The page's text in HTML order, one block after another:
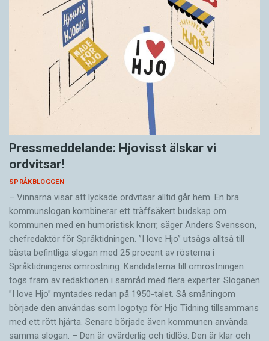
Pressmeddelande: Hjovisst älskar vi
ordvitsar!
SPRÅKBLOGGEN
– Vinnarna visar att lyckade ordvitsar alltid går hem. En bra
kommunslogan kombinerar ett träffsäkert budskap om
kommunen med en humoristisk knorr, säger Anders Svensson,
chefredaktör för Språktidningen. ”I love Hjo” utsågs alltså till
bästa befintliga slogan med 25 procent av rösterna i
Språktidningens omröstning. Kandidaterna till omröstningen
togs fram av redaktionen i samråd med flera experter. Sloganen
”I love Hjo” myntades redan på 1950-talet. Så småningom
började den användas som logotyp för Hjo Tidning tillsammans
med ett rött hjärta. Senare började även kommunen använda
samma slogan. – Den är ovärderlig och tidlös. Den är klar och